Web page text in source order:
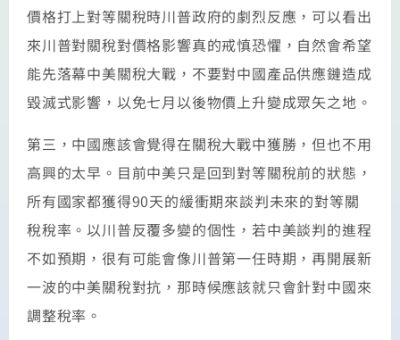
價格打上對等關稅時川普政府的劇烈反應，可以看出
來川普對關稅對價格影響真的戒慎恐懼，自然會希望
能先落幕中美關稅大戰，不要對中國產品供應鏈造成
毀滅式影響，以免七月以後物價上升變成眾矢之地。
第三，中國應該會覺得在關稅大戰中獲勝，但也不用
高興的太早。目前中美只是回到對等關稅前的狀態，
所有國家都獲得90天的緩衝期來談判未來的對等關
稅稅率。以川普反覆多變的個性，若中美談判的進程
不如預期，很有可能會像川普第一任時期，再開展新
一波的中美關稅對抗，那時候應該就只會針對中國來
調整稅率。